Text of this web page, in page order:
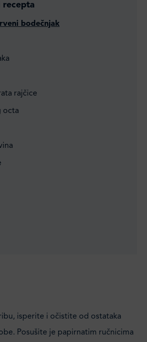
recepta
bodečnjak
rajčice
octa
isperite i očistite od ostataka
Posušite je papirnatim ručnicima